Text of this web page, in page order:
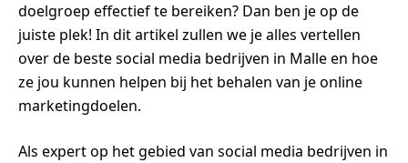
doelgroep effectief te bereiken? Dan ben je op de
juiste plek! In dit artikel zullen we je alles vertellen
over de beste social media bedrijven in Malle en hoe
ze jou kunnen helpen bij het behalen van je online
marketingdoelen.
Als expert op het gebied van social media bedrijven in